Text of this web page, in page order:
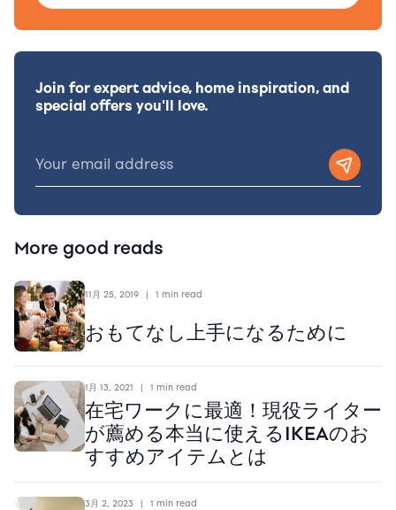
Join for expert advice, home inspiration, and
special offers you'll love.
More good reads
11月 25, 2019 | 1 min read
おもてなし上手になるために
1月 13, 2021 | 1 min read
在宅ワークに最適！現役ライター
が薦める本当に使えるIKEAのお
すすめアイテムとは
3月 2, 2023 | 1 min read